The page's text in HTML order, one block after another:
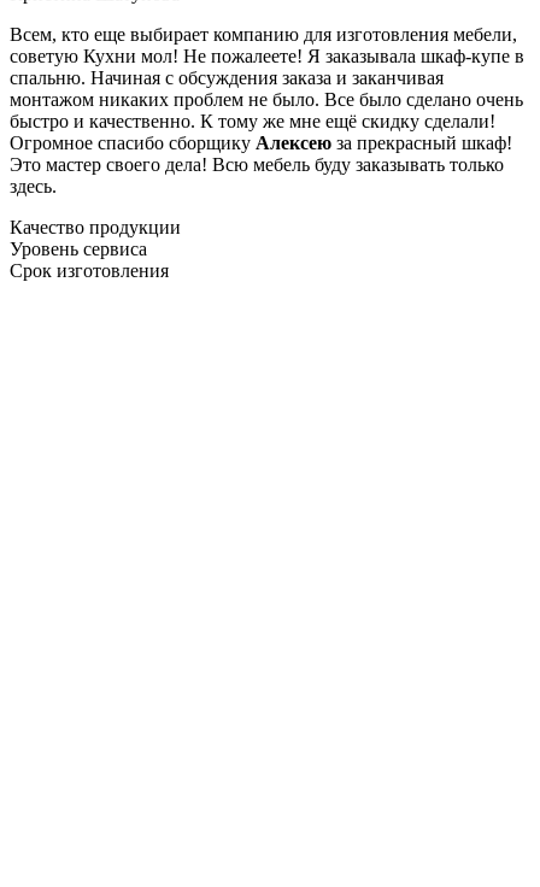
Всем, кто еще выбирает компанию для изготовления мебели,
советую Кухни мол! Не пожалеете! Я заказывала шкаф-купе в
спальню. Начиная с обсуждения заказа и заканчивая
монтажом никаких проблем не было. Все было сделано очень
быстро и качественно. К тому же мне ещё скидку сделали!
Огромное спасибо сборщику Алексею за прекрасный шкаф!
Это мастер своего дела! Всю мебель буду заказывать только
здесь.
Качество продукции
Уровень сервиса
Срок изготовления